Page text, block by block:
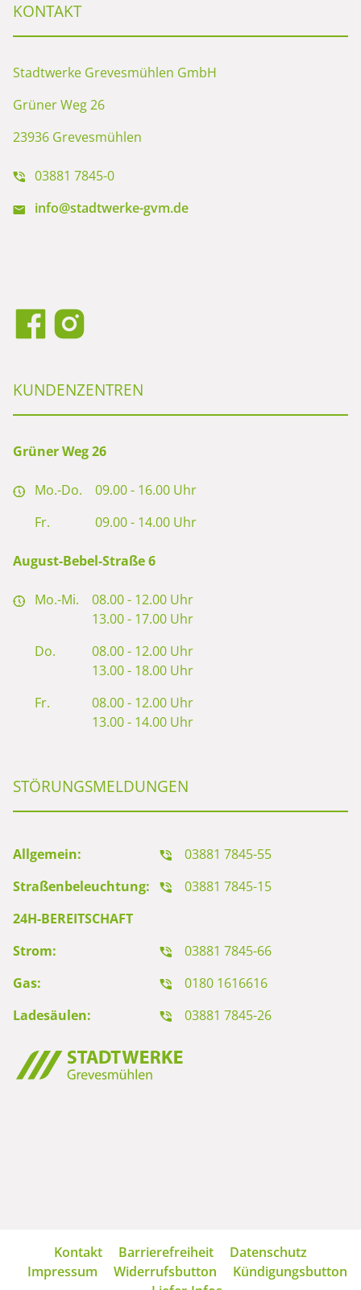
KONTAKT
Stadtwerke Grevesmühlen GmbH
Grüner Weg 26
23936 Grevesmühlen
03881 7845-0
info@stadtwerke-gvm.de
KUNDENZENTREN
Grüner Weg 26
Mo.-Do. 09.00 - 16.00 Uhr
Fr.
09.00 - 14.00 Uhr
August-Bebel-Straße 6
Mo.-Mi. 08.00 - 12.00 Uhr
13.00 - 17.00 Uhr
Do.
08.00 - 12.00 Uhr
13.00 - 18.00 Uhr
Fr.
08.00 - 12.00 Uhr
13.00 - 14.00 Uhr
STÖRUNGSMELDUNGEN
Allgemein:
03881 7845-55
Straßenbeleuchtung:
03881 7845-15
24H-BEREITSCHAFT
Strom:
03881 7845-66
Gas:
0180 1616616
Ladesäulen:
03881 7845-26
Navigation
überspringen
Kontakt Barrierefreiheit
Datenschutz
Impressum
Widerrufsbutton
Kündigungsbutton